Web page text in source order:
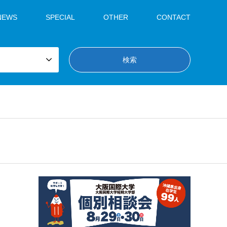
SPECIAL OTHER CONTACT